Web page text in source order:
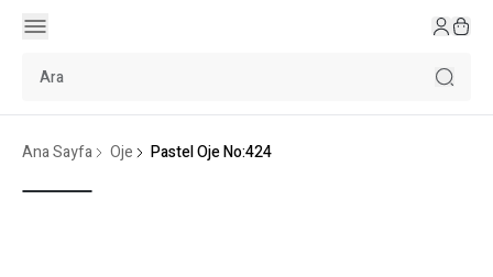
Ana Sayfa Oje Pastel Oje No:424